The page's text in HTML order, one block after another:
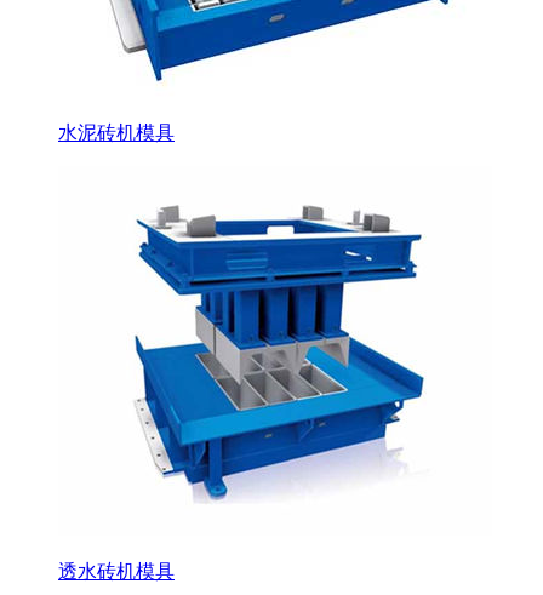
水泥砖机模具
透水砖机模具